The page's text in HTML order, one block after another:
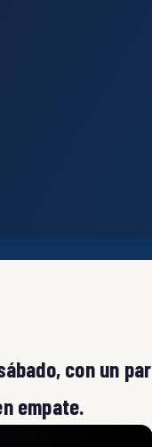
con un par
empate.